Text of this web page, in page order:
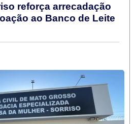
reforça arrecadação
ao Banco de Leite